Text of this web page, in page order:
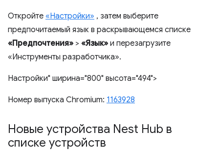
Откройте «Настройки» , затем выберите
предпочитаемый язык в раскрывающемся списке
«Предпочтения» > «Язык» и перезагрузите
«Инструменты разработчика».
Настройки" ширина="800" высота="494">
Номер выпуска Chromium: 1163928
Новые устройства Nest Hub в
списке устройств